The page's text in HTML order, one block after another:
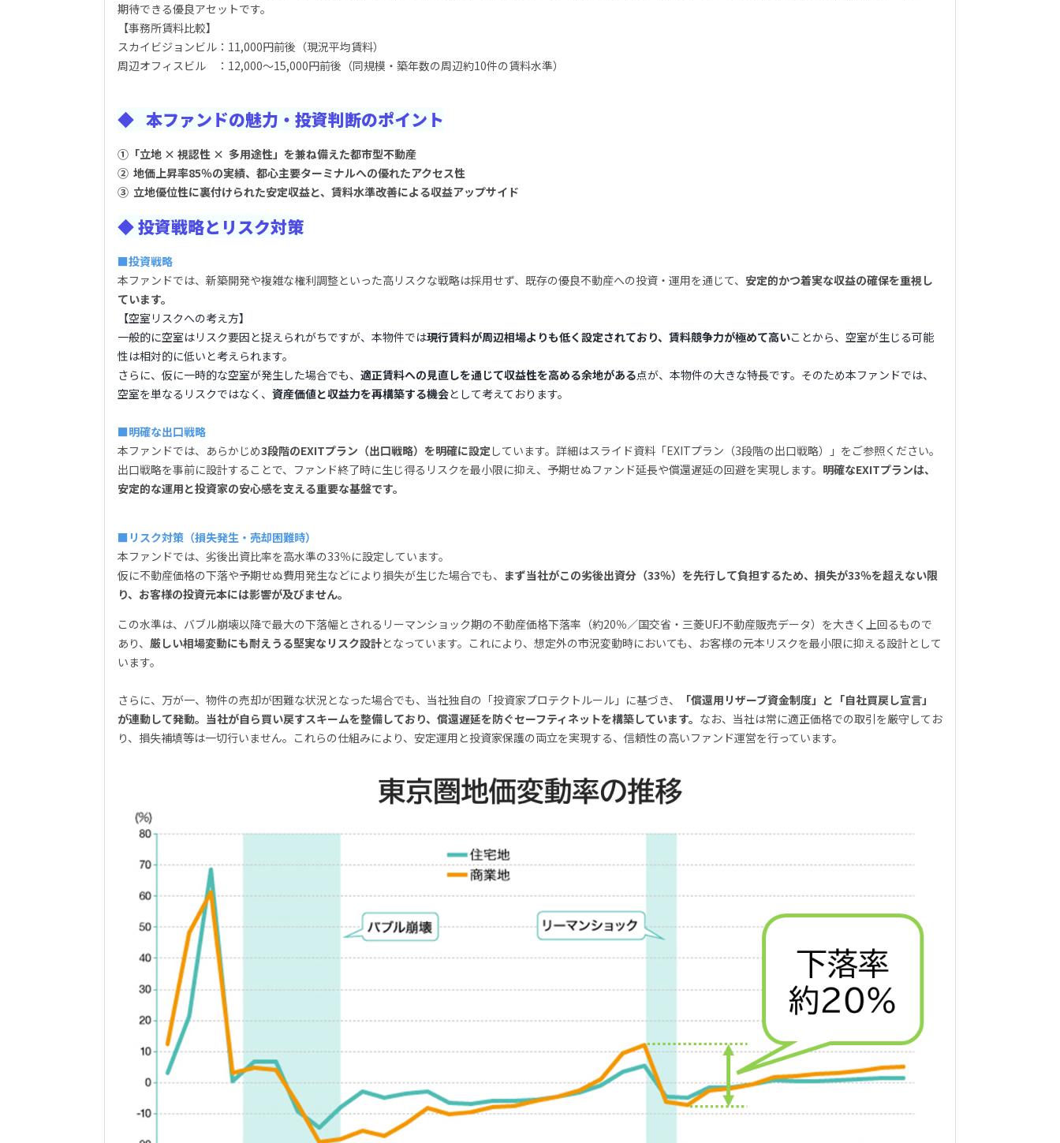
期待できる優良アセットです。
【事務所賃料比較】
スカイビジョンビル：11,000円前後（現況平均賃料）
周辺オフィスビル ：12,000～15,000円前後（同規模・築年数の周辺約10件の賃料水準）
◆ 本ファンドの魅力・投資判断のポイント
①「立地 × 視認性 × 多用途性」を兼ね備えた都市型不動産
② 地価上昇率85％の実績、都心主要ターミナルへの優れたアクセス性
③ 立地優位性に裏付けられた安定収益と、賃料水準改善による収益アップサイド
◆ 投資戦略とリスク対策
■投資戦略
本ファンドでは、新築開発や複雑な権利調整といった高リスクな戦略は採用せず、既存の優良不動産への投資・運用を通じて、 安定的かつ着実な収益の確保を重視し
ています。
【空室リスクへの考え方】
一般的に空室はリスク要因と捉えられがちですが、本物件では現行賃料が周辺相場よりも低く設定されており、賃料競争力が極めて高いことから、空室が生じる可能
性は相対的に低いと考えられます。
さらに、仮に一時的な空室が発生した場合でも、 適正賃料への見直しを通じて収益性を高める余地がある点が、本物件の大きな特長です。そのため本ファンドでは、
空室を単なるリスクではなく、 資産価値と収益力を再構築する機会として考えております。
■明確な出口戦略
本ファンドでは、あらかじめ3段階のEXITプラン（出口戦略）を明確に設定しています。詳細はスライド資料「EXITプラン（3段階の出口戦略）」をご参照ください。
出口戦略を事前に設計することで、ファンド終了時に生じ得るリスクを最小限に抑え、予期せぬファンド延長や償還遅延の回避を実現します。 明確なEXITプランは、
安定的な運用と投資家の安心感を支える重要な基盤です。
■リスク対策（損失発生・売却困難時）
本ファンドでは、劣後出資比率を高水準の33％に設定しています。
仮に不動産価格の下落や予期せぬ費用発生などにより損失が生じた場合でも、 まず当社がこの劣後出資分（33％）を先行して負担するため、損失が33％を超えない限
り、お客様の投資元本には影響が及びません。
この水準は、バブル崩壊以降で最大の下落幅とされるリーマンショック期の不動産価格下落率（約20％／国交省 ・ 三菱UFJ不動産販売データ）を大きく上回るもので
あり、 厳しい相場変動にも耐えうる堅実なリスク設計となっています。これにより、想定外の市況変動時においても、お客様の元本リスクを最小限に抑える設計として
います。
さらに、万が一、物件の売却が困難な状況となった場合でも、当社独自の「投資家プロテクトルール」に基づき、
「償還用リザーブ資金制度」と「自社買戻し宣言」
が連動して発動。当社が自ら買い戻すスキームを整備しており、償還遅延を防ぐセーフティネットを構築しています。 なお、当社は常に適正価格での取引を厳守してお
り、損失補填等は一切行いません。これらの仕組みにより、安定運用と投資家保護の両立を実現する、信頼性の高いファンド運営を行っています。